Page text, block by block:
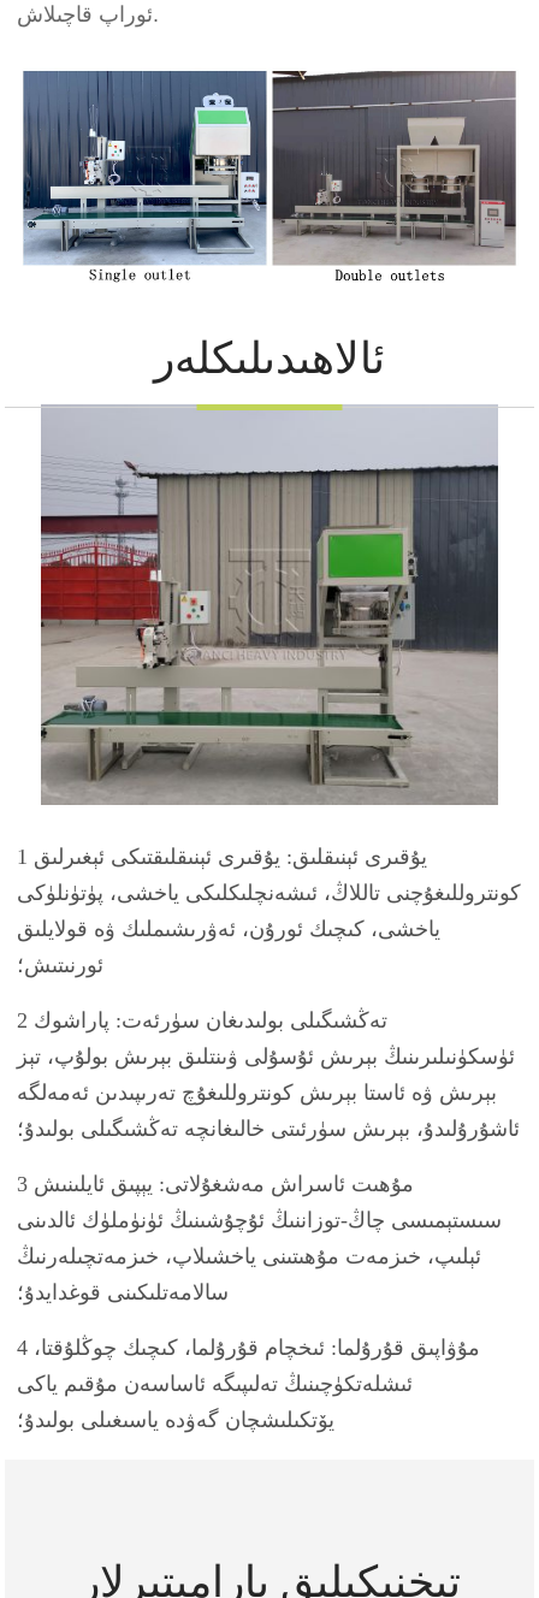
ئوراپ قاچىلاش.
ئالاھىدىلىكلەر
1 يۇقىرى ئېنىقلىق: يۇقىرى ئېنىقلىقتىكى ئېغىرلىق
كونتروللىغۇچنى تاللاڭ، ئىشەنچلىكلىكى ياخشى، پۈتۈنلۈكى
ياخشى، كىچىك ئورۇن، ئەۋرىشىملىك ​​ۋە قولايلىق
ئورنىتىش؛
2 تەڭشىگىلى بولىدىغان سۈرئەت: پاراشوك
ئۈسكۈنىلىرىنىڭ بېرىش ئۇسۇلى ۋىنتلىق بېرىش بولۇپ، تېز
بېرىش ۋە ئاستا بېرىش كونتروللىغۇچ تەرىپىدىن ئەمەلگە
ئاشۇرۇلىدۇ، بېرىش سۈرئىتى خالىغانچە تەڭشىگىلى بولىدۇ؛
3 مۇھىت ئاسراش مەشغۇلاتى: يېپىق ئايلىنىش
سىستېمىسى چاڭ-توزاننىڭ ئۇچۇشىنىڭ ئۈنۈملۈك ئالدىنى
ئېلىپ، خىزمەت مۇھىتىنى ياخشىلاپ، خىزمەتچىلەرنىڭ
سالامەتلىكىنى قوغدايدۇ؛
4 مۇۋاپىق قۇرۇلما: ئىخچام قۇرۇلما، كىچىك چوڭلۇقتا،
ئىشلەتكۈچىنىڭ تەلىپىگە ئاساسەن مۇقىم ياكى
يۆتكىلىشچان گەۋدە ياسىغىلى بولىدۇ؛
تېخنىكىلىق پارامېتىرلار